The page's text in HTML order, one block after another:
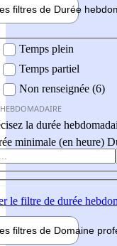
filtres de Durée hebdo
Temps plein
Temps partiel
Non renseignée (6)
la durée
minimale (en heure)
le filtre de durée
filtres de Domaine pro